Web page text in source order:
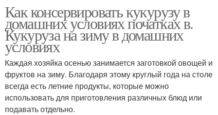
Как консервировать кукурузу в
домашних условиях початках в.
Кукуруза на зиму в домашних
условиях
Каждая хозяйка осенью занимается заготовкой овощей и
фруктов на зиму. Благодаря этому круглый года на столе
всегда есть летние продукты, которые можно
использовать для приготовления различных блюд или
подавать отдельно.